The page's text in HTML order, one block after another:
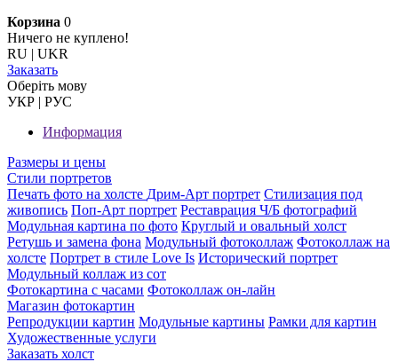
Корзина 0
Ничего не куплено!
RU | UKR
Заказать
Оберiть мову
УКР | РУС
Информация
Размеры и цены
Стили портретов
Печать фото на холсте Дрим-Арт портрет Стилизация под
живопись Поп-Арт портрет Реставрация Ч/Б фотографий
Модульная картина по фото Круглый и овальный холст
Ретушь и замена фона Модульный фотоколлаж Фотоколлаж на
холсте Портрет в стиле Love Is Исторический портрет
Модульный коллаж из сот
Фотокартина с часами Фотоколлаж он-лайн
Магазин фотокартин
Репродукции картин Модульные картины Рамки для картин
Художественные услуги
Заказать холст